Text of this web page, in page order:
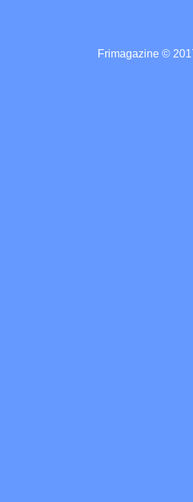
Frimagazine ©